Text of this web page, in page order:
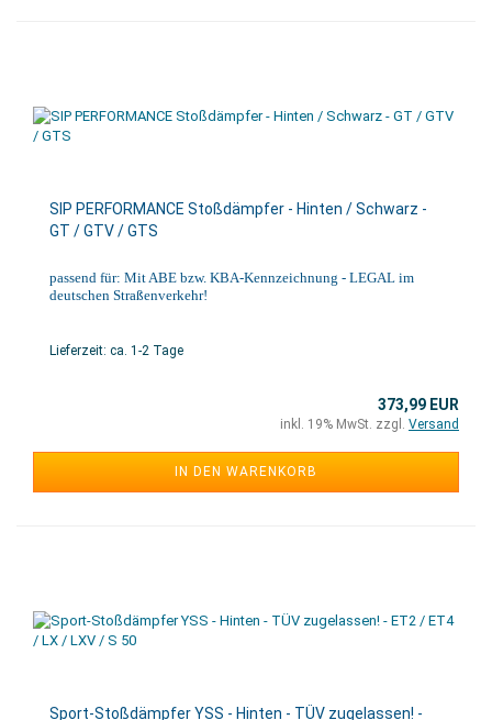
SIP PERFORMANCE Stoßdämpfer - Hinten / Schwarz -
GT / GTV / GTS
passend für: Mit ABE bzw. KBA-Kennzeichnung - LEGAL im
deutschen Straßenverkehr!
Lieferzeit: ca. 1-2 Tage
373,99 EUR
inkl. 19% MwSt. zzgl. Versand
IN DEN WARENKORB
Sport-Stoßdämpfer YSS - Hinten - TÜV zugelassen! -